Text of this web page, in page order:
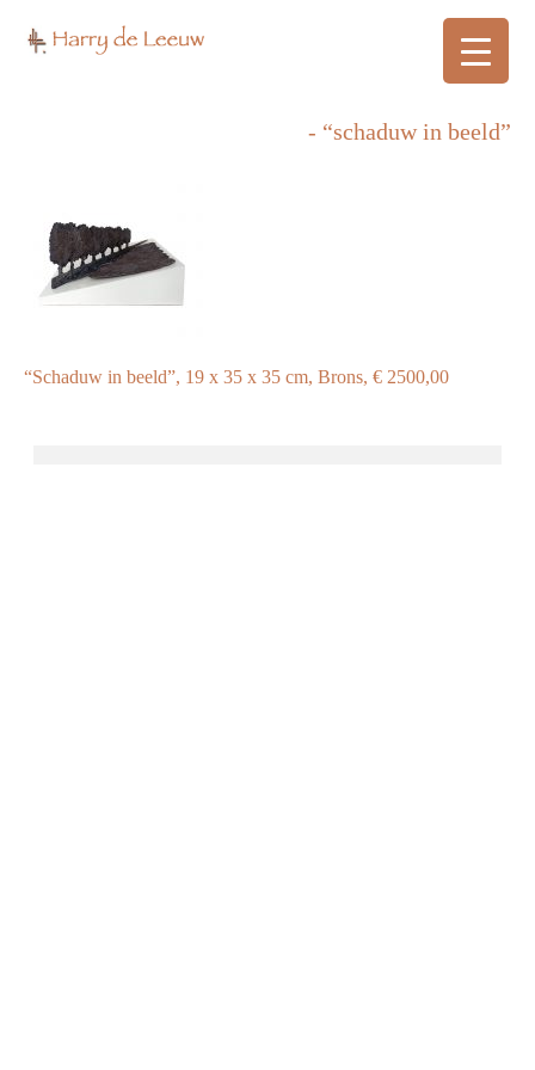
- “schaduw in beeld”
“Schaduw in beeld”, 19 x 35 x 35 cm, Brons, € 2500,00